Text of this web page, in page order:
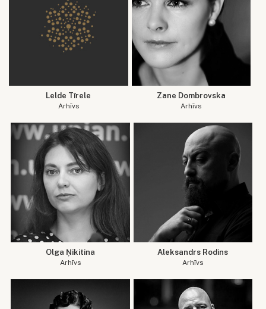
Lelde Tīrele
Arhīvs
Zane Dombrovska
Arhīvs
Olga Ņikitina
Arhīvs
Aleksandrs Rodins
Arhīvs